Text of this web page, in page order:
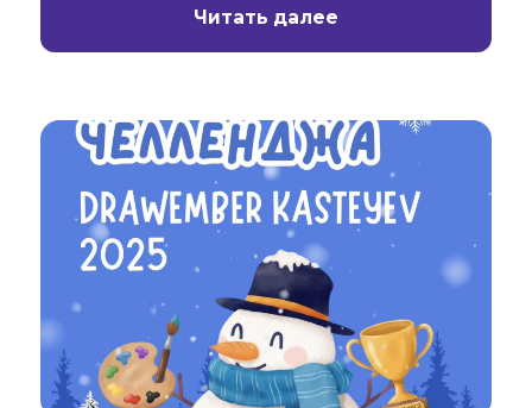
Читать далее